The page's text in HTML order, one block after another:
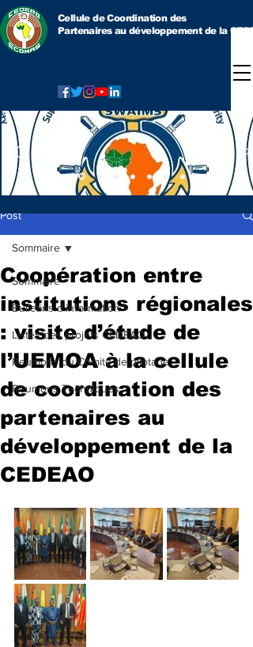
Cellule de Coordination des
Partenaires au développement de la
Post
Sommaire
Bulletins d'information
Listes des projets CEDEAO
Reunions du Comité de pilotage
Reunions Techniques
Sommaire
Coopération entre
institutions régionales
: visite d’étude de
l’UEMOA à la cellule
de coordination des
partenaires au
développement de la
CEDEAO